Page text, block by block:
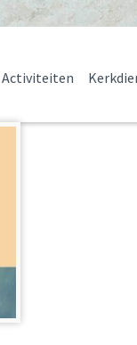
Activiteiten